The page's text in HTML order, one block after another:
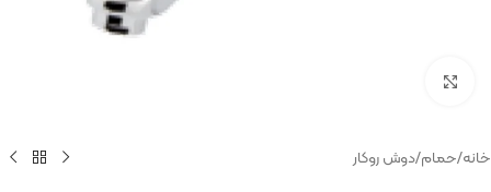
خانه/حمام/دوش روکار